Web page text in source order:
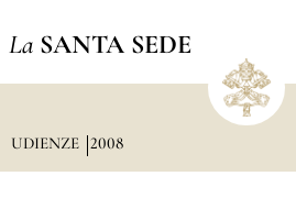
La SANTA SEDE
UDIENZE 2008